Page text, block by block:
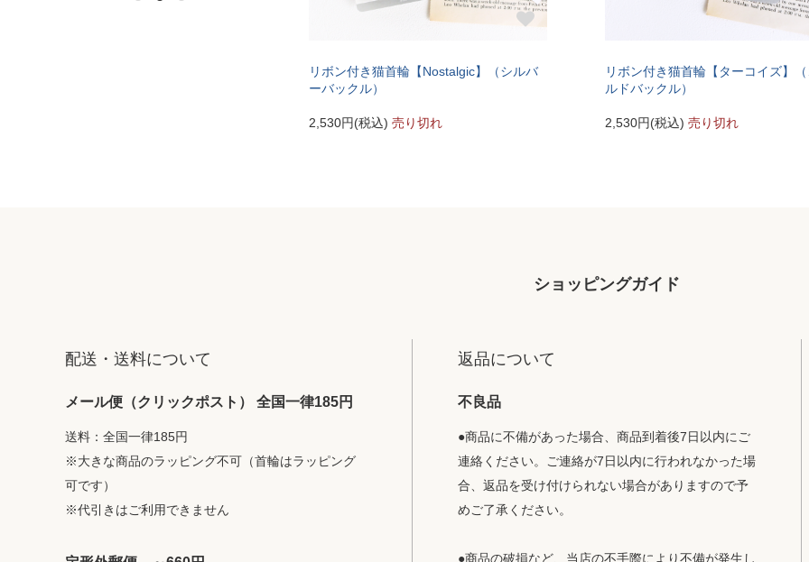
リボン付き猫首輪【Nostalgic】（シルバ
ーバックル）
2,530円(税込) 売り切れ
リボン付き猫首輪【ターコイズ】
ルドバックル）
2,530円(税込) 売り切れ
ショッピングガイド
配送・送料について
メール便（クリックポスト） 全国一律185円
送料：全国一律185円
※大きな商品のラッピング不可（首輪はラッピング
可です）
※代引きはご利用できません
返品について
不良品
●商品に不備があった場合、商品到着後7日以内にご
連絡ください。ご連絡が7日以内に行われなかった場
合、返品を受け付けられない場合がありますので予
めご了承ください。
●商品の破損など、当店の不手際により不備が発生し